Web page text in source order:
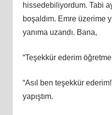
hissedebiliyordum. Tabi
boşaldım. Emre üzerime
yanıma uzandı. Bana,
“Teşekkür ederim
“Asıl ben teşekkür
yapıştım.